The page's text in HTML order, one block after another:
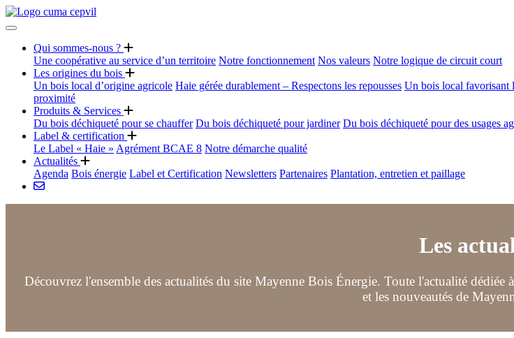
Qui sommes-nous ?
Une coopérative au service d’un territoire Notre fonctionnement Nos valeurs Notre logique de circuit court
Les origines du bois
Un bois local d’origine agricole Haie gérée durablement – Respectons les repousses Un bois local favorisant
proximité
Produits & Services
Du bois déchiqueté pour se chauffer Du bois déchiqueté pour jardiner Du bois déchiqueté pour des usages
Label & certification
Le Label « Haie » Agrément BCAE 8 Notre démarche qualité
Actualités
Agenda Bois énergie Label et Certification Newsletters Partenaires Plantation, entretien et paillage
Les
Découvrez l'ensemble des actualités du site Mayenne Bois Énergie. Toute l'actualité
et les nouveautés de